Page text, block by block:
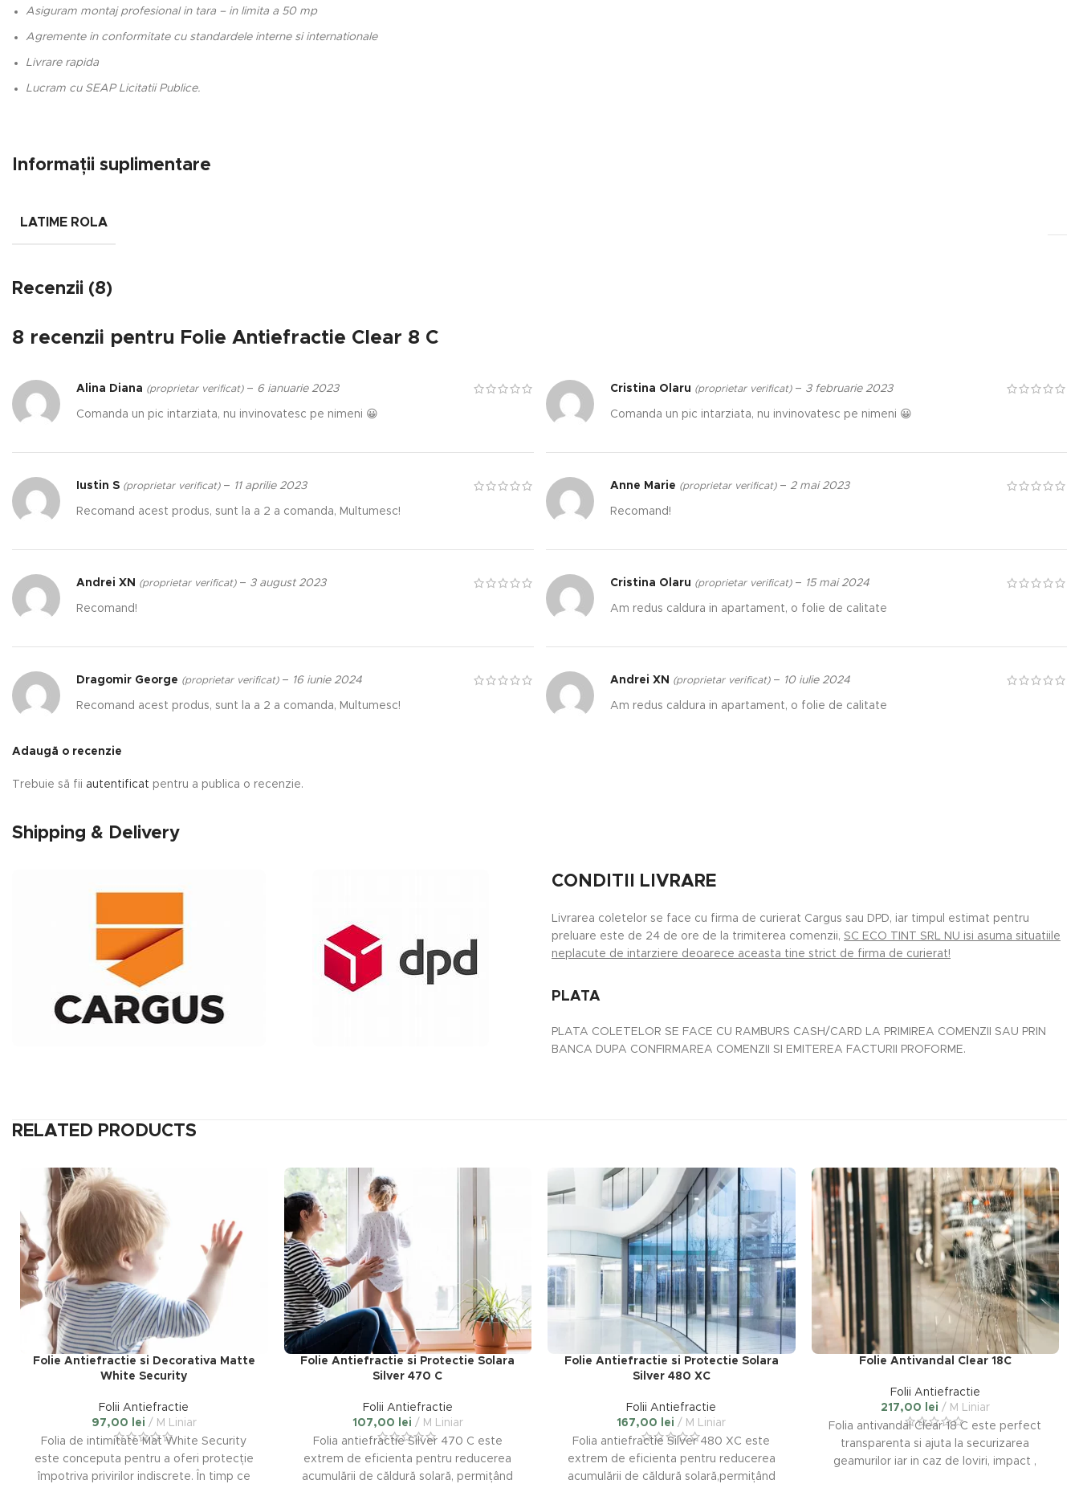
Asiguram montaj profesional in tara – in limita a 50 mp
Agremente in conformitate cu standardele interne si internationale
Livrare rapida
Lucram cu SEAP Licitatii Publice.
Informații suplimentare
LATIME ROLA
Recenzii (8)
8 recenzii pentru Folie Antiefractie Clear 8 C
Alina Diana (proprietar verificat) – 6 ianuarie 2023
Comanda un pic intarziata, nu invinovatesc pe nimeni 😀
Cristina Olaru (proprietar verificat) – 3 februarie 2023
Comanda un pic intarziata, nu invinovatesc pe nimeni 😀
Iustin S (proprietar verificat) – 11 aprilie 2023
Recomand acest produs, sunt la a 2 a comanda, Multumesc!
Anne Marie (proprietar verificat) – 2 mai 2023
Recomand!
Andrei XN (proprietar verificat) – 3 august 2023
Recomand!
Cristina Olaru (proprietar verificat) – 15 mai 2024
Am redus caldura in apartament, o folie de calitate
Dragomir George (proprietar verificat) – 16 iunie 2024
Recomand acest produs, sunt la a 2 a comanda, Multumesc!
Andrei XN (proprietar verificat) – 10 iulie 2024
Am redus caldura in apartament, o folie de calitate
Adaugă o recenzie
Trebuie să fii autentificat pentru a publica o recenzie.
Shipping & Delivery
CONDITII LIVRARE
Livrarea coletelor se face cu firma de curierat Cargus sau DPD, iar timpul estimat pentru
preluare este de 24 de ore de la trimiterea comenzii, SC ECO TINT SRL NU isi asuma situatiile
neplacute de intarziere deoarece aceasta tine strict de firma de curierat!
PLATA
PLATA COLETELOR SE FACE CU RAMBURS CASH/CARD LA PRIMIREA COMENZII SAU PRIN
BANCA DUPA CONFIRMAREA COMENZII SI EMITEREA FACTURII PROFORME.
RELATED PRODUCTS
Folie Antiefractie si Decorativa Matte
White Security
Folii Antiefractie
97,00
lei
M Liniar
Folia de intimitate Mat White Security
este conceputa pentru a oferi protecție
împotriva privirilor indiscrete. În timp ce
Folie Antiefractie si Protectie Solara
Silver 470 C
Folii Antiefractie
107,00
lei
M Liniar
Folia antiefractie Silver 470 C este
extrem de eficienta pentru reducerea
acumulării de căldură solară, permițând
Folie Antiefractie si Protectie Solara
Silver 480 XC
Folii Antiefractie
167,00
lei
M Liniar
Folia antiefractie Silver 480 XC este
extrem de eficienta pentru reducerea
acumulării de căldură solară,permițând
Folie Antivandal Clear 18C
Folii Antiefractie
217,00
lei
M Liniar
Folia antivandal Clear 18 C este perfect
transparenta si ajuta la securizarea
geamurilor iar in caz de loviri, impact ,